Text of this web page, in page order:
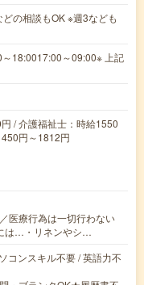
の相談もOK ※週3なども
～18:0017:00～09:00※ 上記
/ 介護福祉士：時給1550
円～1812円
医療行為は一切行わない
は…・リネンやシ…
コンスキル不要 / 英語力不